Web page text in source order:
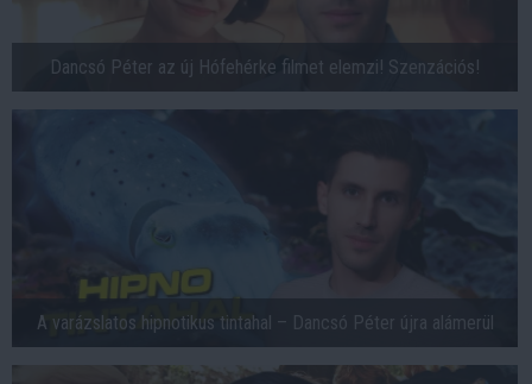
Dancsó Péter az új Hófehérke filmet elemzi! Szenzációs!
A varázslatos hipnotikus tintahal – Dancsó Péter újra alámerül